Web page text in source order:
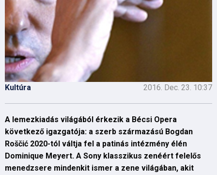
Kultúra 2016. Dec. 23. 10:37
A lemezkiadás világából érkezik a Bécsi Opera
következő igazgatója: a szerb származású Bogdan
Roščić 2020-tól váltja fel a patinás intézmény élén
Dominique Meyert. A Sony klasszikus zenéért felelős
menedzsere mindenkit ismer a zene világában, akit